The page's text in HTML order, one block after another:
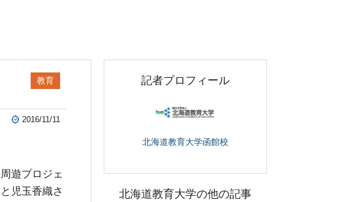
教育
2016/11/11
遊プロジェ
児玉香織さ
記者プロフィール
北海道教育大学函館校
北海道教育大学の他の記事